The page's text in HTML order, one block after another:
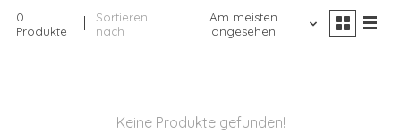
0
Produkte
Sortieren
nach
Am meisten
angesehen
Keine Produkte gefunden!